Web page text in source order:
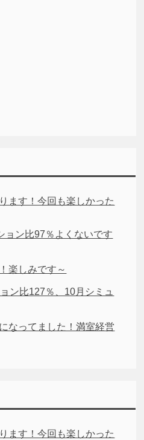
ます！今回も楽しかった
ョン比97％よくないです
楽しみです～
ン比127％、10月シミュ
なってました！満室経営
ます！今回も楽しかった